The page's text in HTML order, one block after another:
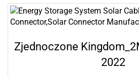
Zjednoczone
2022